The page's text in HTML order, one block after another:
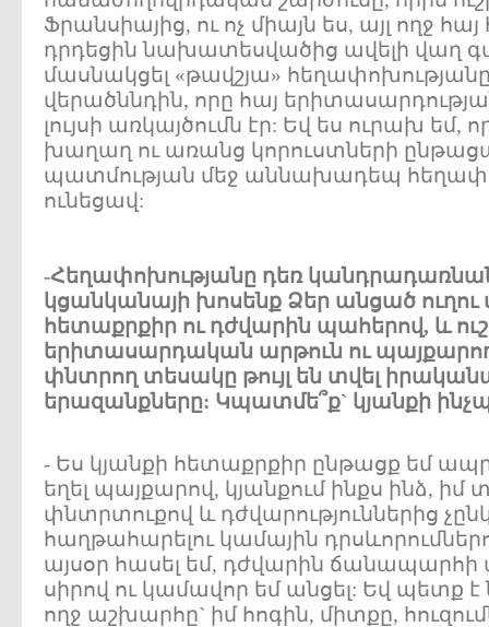
Ֆրանսիայից, ու ոչ միայն ես, այլ ողջ
դրդեցին նախատեսվածից ավելի վաղ
մասնակցել «թավշյա»
վերածննդին, որը հայ
լույսի առկայծումն էր: Եվ ես ուրախ եմ,
խաղաղ ու առանց կորուստների
պատմության մեջ աննախադեպ
ունեցավ:
-Հեղափոխությանը դեռ
կցանկանայի խոսենք Ձեր անցած ուղու
հետաքրքիր ու դժվարին պահերով, և
երիտասարդական արթուն ու
փնտրող տեսակը թույլ են տվել
երազանքները: Կպատմե՞ք` կյանքի
- Ես կյանքի հետաքրքիր ընթացք եմ
եղել պայքարով, կյանքում ինքս ինձ, իմ
փնտրտուքով և դժվարություններից
հաղթահարելու կամային
այսօր հասել եմ, դժվարին ճանապարհի
սիրով ու կամավոր եմ անցել: Եվ պետք է
ողջ աշխարհը` իմ հոգին, միտքը,